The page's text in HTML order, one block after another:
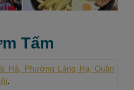
Tấm
Hà, Phường Láng Hạ, Quận
.